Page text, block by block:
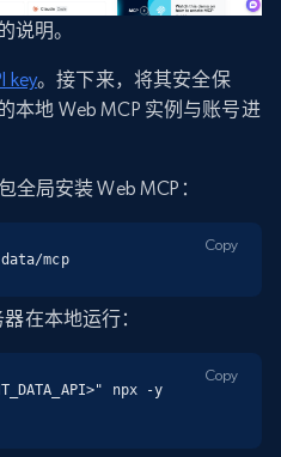
说明。
key。接下来，将其安全保
本地 Web MCP 实例与账号进
全局安装 Web MCP：
mcp
Copy
在本地运行：
npx -y
Copy